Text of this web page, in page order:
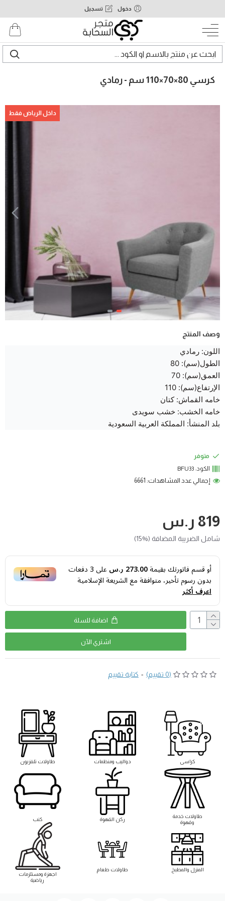
دخول تسجيل
كرسي 80×70×110 سم - رمادي
داخل الرياض فقط
وصف المنتج
اللون: رمادي
الطول(سم): 80
العمق(سم): 70
الإرتفاع(سم): 110
خامه القماش: كتان
خامه الخشب: خشب سويدى
بلد المنشأ: المملكة العربية السعودية
(0 تقييم) - كتابة تقييم
819 ر.س
شامل الضريبة المضافة (%15)
متوفر
الكود: BFU33
إجمالي عدد المشاهدات: 6661
أو قسم فاتورتك بقيمة273.00 ر.س على3دفعات
بدون رسوم تأخير، متوافقة مع الشريعة الإسلامية
اعرف أكثر
اضافة للسلة
اشتري اﻵن
كراسى دواليب ومنظمات طاولات تلفزيون
طاوﻻت خدمة
وقهوة
ركن القهوة كنب
المنزل والمطبخ
طاوﻻت طعام
اجهزة ومستلزمات
رياضية